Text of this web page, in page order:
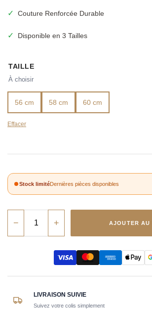
✓ Couture Renforcée Durable
✓ Disponible en 3 Tailles
TAILLE
56 cm 58 cm 60 cm
Effacer
Stock limitéDernières pièces disponibles
− + AJOUTER AU
LIVRAISON SUIVIE
Suivez votre colis simplement